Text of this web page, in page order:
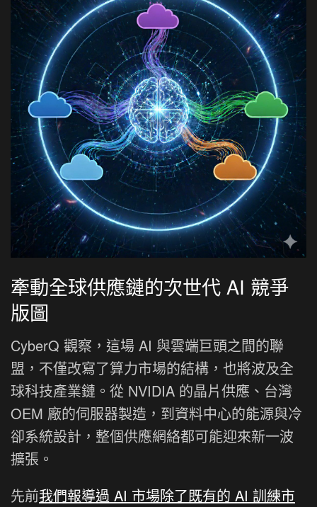
牽動全球供應鏈的次世代 AI 競爭
版圖
CyberQ 觀察，這場 AI 與雲端巨頭之間的聯
盟，不僅改寫了算力市場的結構，也將波及全
球科技產業鏈。從 NVIDIA 的晶片供應、台灣
OEM 廠的伺服器製造，到資料中心的能源與冷
卻系統設計，整個供應網絡都可能迎來新一波
擴張。
先前我們報導過 AI 市場除了既有的 AI 訓練市